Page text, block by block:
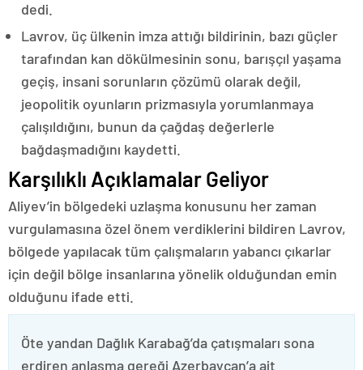
dedi.
Lavrov, üç ülkenin imza attığı bildirinin, bazı güçler
tarafından kan dökülmesinin sonu, barışçıl yaşama
geçiş, insani sorunların çözümü olarak değil,
jeopolitik oyunların prizmasıyla yorumlanmaya
çalışıldığını, bunun da çağdaş değerlerle
bağdaşmadığını kaydetti.
Karşılıklı Açıklamalar Geliyor
Aliyev’in bölgedeki uzlaşma konusunu her zaman
vurgulamasına özel önem verdiklerini bildiren Lavrov,
bölgede yapılacak tüm çalışmaların yabancı çıkarlar
için değil bölge insanlarına yönelik olduğundan emin
olduğunu ifade etti.
Öte yandan Dağlık Karabağ’da çatışmaları sona
erdiren anlaşma gereği Azerbaycan’a ait